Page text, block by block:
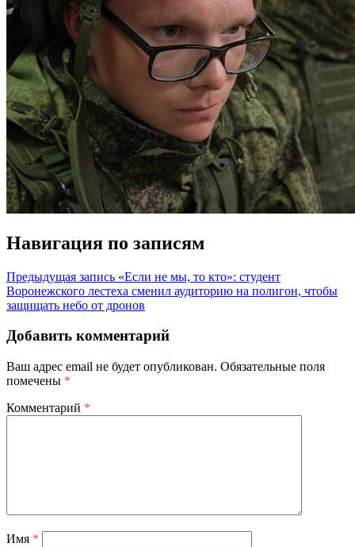
Навигация по записям
Предыдущая запись «Если не мы, то кто»: студент
Воронежского лестеха сменил аудиторию на полигон, чтобы
защищать небо от дронов
Добавить комментарий
Ваш адрес email не будет опубликован. Обязательные поля
помечены *
Комментарий *
Имя *